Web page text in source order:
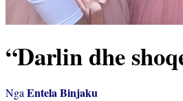
“Darlin dhe
Nga Entela Binjaku